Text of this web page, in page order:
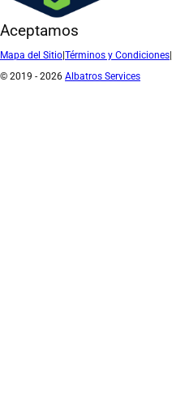
Aceptamos
Mapa del Sitio|Términos y Condiciones|
© 2019 - 2026 Albatros Services